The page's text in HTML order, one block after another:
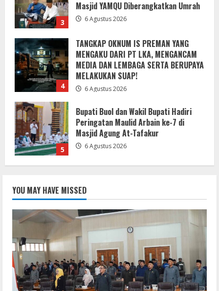
4
MELAKUKAN SUAP!
6 Agustus 2026
5
Bupati Buol dan Wakil Bupati Hadiri
Peringatan Maulid Arbain ke-7 di
Masjid Agung At-Tafakur
1
DPRD Kabupaten Sukabumi Sahkan
Perda Disabilitas dan Sepakati
Perubahan KUA-PPAS 2026 dalam
Rapat Paripurna Ke-13
7 Agustus 2026
2
Jalan Cibeureum- Goalpara Di Kerjakan
Sangat Kokoh Dan Profesional
6 Agustus 2026
3
Mengabdi Tanpa Pamrih, Abah Emong
(81) Penjaga Pondok dan Marbot
Masjid YAMQU Diberangkatkan Umrah
6 Agustus 2026
YOU MAY HAVE MISSED